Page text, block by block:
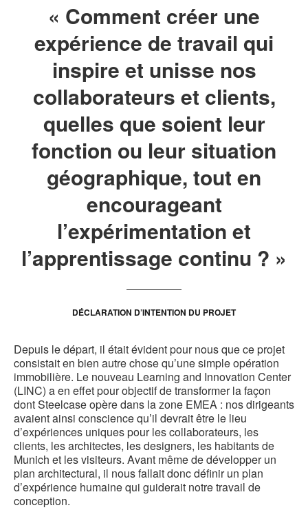
« Comment créer une
expérience de travail qui
inspire et unisse nos
collaborateurs et clients,
quelles que soient leur
fonction ou leur situation
géographique, tout en
encourageant
l’expérimentation et
l’apprentissage continu ? »
DÉCLARATION D’INTENTION DU PROJET
Depuis le départ, il était évident pour nous que ce projet
consistait en bien autre chose qu’une simple opération
immobilière. Le nouveau Learning and Innovation Center
(LINC) a en effet pour objectif de transformer la façon
dont Steelcase opère dans la zone EMEA : nos dirigeants
avaient ainsi conscience qu’il devrait être le lieu
d’expériences uniques pour les collaborateurs, les
clients, les architectes, les designers, les habitants de
Munich et les visiteurs. Avant même de développer un
plan architectural, il nous fallait donc définir un plan
d’expérience humaine qui guiderait notre travail de
conception.